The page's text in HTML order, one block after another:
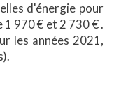
d'énergie pour
970 € et 2 730 € .
les années 2021,